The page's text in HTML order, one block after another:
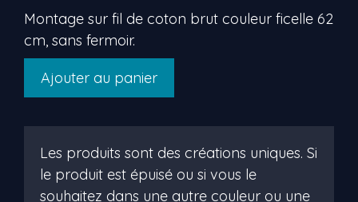
Montage sur fil de coton brut couleur ficelle 62
cm, sans fermoir.
quantité
Ajouter au panier
Les produits sont des créations uniques. Si
le produit est épuisé ou si vous le
souhaitez dans une autre couleur ou une